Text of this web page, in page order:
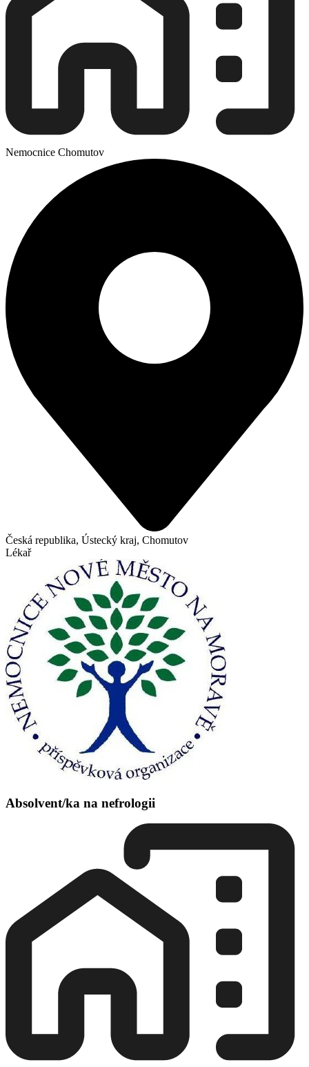
Nemocnice Chomutov
Česká republika, Ústecký kraj, Chomutov
Lékař
Absolvent/ka na nefrologii